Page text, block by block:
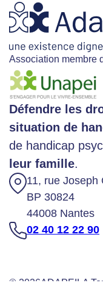
Association membre
Défendre les
situation de
de handicap
leur famille.
11, rue Joseph
BP 30824
44008 Nantes
02 40 12 22 90